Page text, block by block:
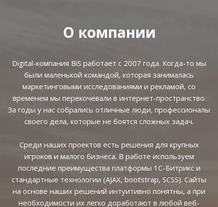
О компании
Digital-компания BiS работает с 2007 года. Когда-то мы
были маленькой командой, которая занималась
маркетинговыми исследованиями и рекламой, со
временем мы перекочевали в интернет-пространство.
За годы у нас собрались отличные люди, профессионалы
своего дела, которые не боятся сложных задач.
Среди наших проектов есть решения для крупных
игроков и малого бизнеса. В работе используем
последние преимущества платформы 1С-Битрикс и
стандартные технологии (AJAX, bootstrap, SCSS). Сайты
на основе наших решений интуитивно понятны, а при
необходимости их легко доработают в любой веб-